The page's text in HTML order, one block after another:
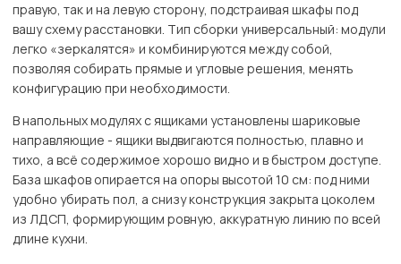
правую, так и на левую сторону, подстраивая шкафы под
вашу схему расстановки. Тип сборки универсальный: модули
легко «зеркалятся» и комбинируются между собой,
позволяя собирать прямые и угловые решения, менять
конфигурацию при необходимости.
В напольных модулях с ящиками установлены шариковые
направляющие - ящики выдвигаются полностью, плавно и
тихо, а всё содержимое хорошо видно и в быстром доступе.
База шкафов опирается на опоры высотой 10 см: под ними
удобно убирать пол, а снизу конструкция закрыта цоколем
из ЛДСП, формирующим ровную, аккуратную линию по всей
длине кухни.